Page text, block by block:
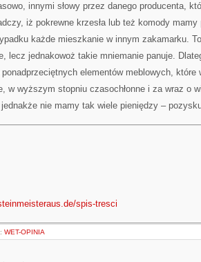
innymi słowy przez danego producenta,
iż pokrewne krzesła lub też komody
każde mieszkanie w innym zakamarku.
lecz jednakowoż takie mniemanie panuje.
elementów meblowych, które
w wyższym stopniu czasochłonne i za wraz o
nie mamy tak wiele pieniędzy –
spis-tresci
WET-OPINIA